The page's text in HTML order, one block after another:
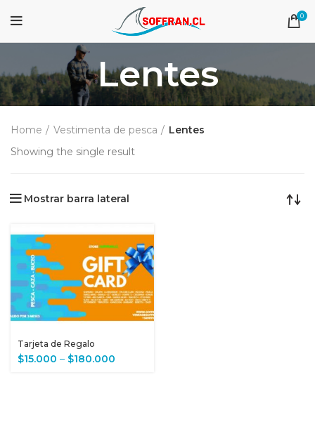
0
Lentes
Home Vestimenta de pesca
Lentes
Showing the single result
Mostrar barra lateral
Tarjeta de Regalo
$15.000 – $180.000